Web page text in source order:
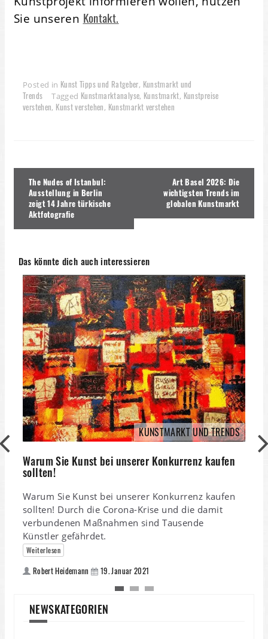
Sie unseren Kontakt.
Posted in Kunst Tipps und Ratgeber, Kunstmarkt und
Trends
Tagged Kunstmarktanalyse, Kunstmarkt, Kunstpreise
verstehen, Kunst verstehen, Kunstmarkt verstehen
Beitragsnavigation
The Nudes of Istanbul:
Ausstellung in Berlin
zeigt 14 Jahre türkische
Aktfotografie
Art Basel 2026: Die
wichtigsten Trends im
globalen Kunstmarkt
Das könnte dich auch interessieren
KUNSTMARKT UND TRENDS
Warum Sie Kunst bei unserer Konkurrenz kaufen
sollten!
Warum Sie Kunst bei unserer Konkurrenz kaufen
sollten! Durch die Corona-Krise und die damit
verbundenen Maßnahmen sind Tausende
Künstler gefährdet.
Weiterlesen
Robert Heidemann 19. Januar 2021
NEWSKATEGORIEN